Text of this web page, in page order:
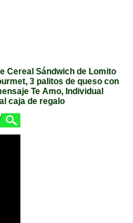
Cereal Sándwich de Lomito
3 palitos de queso con
Te Amo, Individual
caja de regalo